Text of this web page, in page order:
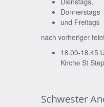
Donnerstags
und Freitags
nach vorheriger
18.00-18.45
Kirche St
Schwester